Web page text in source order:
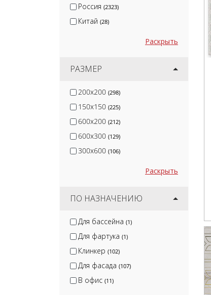
Россия (2323)
Китай (28)
Раскрыть
РАЗМЕР
200x200 (298)
150x150 (225)
600x200 (212)
600x300 (129)
300x600 (106)
Раскрыть
ПО НАЗНАЧЕНИЮ
Для бассейна (1)
Для фартука (1)
Клинкер (102)
Для фасада (107)
В офис (11)